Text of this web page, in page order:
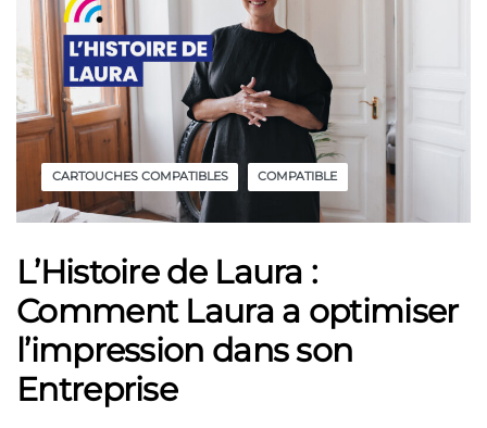
CARTOUCHES COMPATIBLES COMPATIBLE
L’Histoire de Laura :
Comment Laura a optimiser
l’impression dans son
Entreprise